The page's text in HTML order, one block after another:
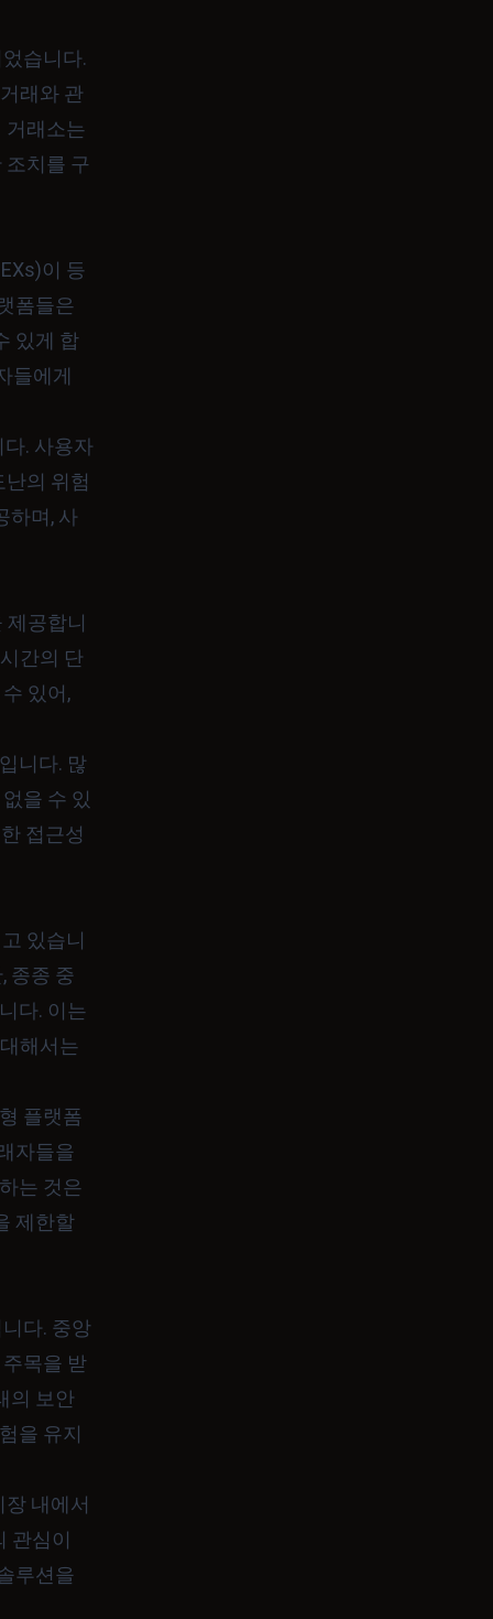
습니다.
래와 관
거래소는
조치를 구
이 등
폼들은
있게 합
들에게
. 사용자
의 위험
하며, 사
제공합니
간의 단
있어,
니다. 많
을 수 있
접근성
있습니
종종 중
다. 이는
해서는
플랫폼
자들을
는 것은
제한할
다. 중앙
목을 받
의 보안
을 유지
내에서
관심이
루션을